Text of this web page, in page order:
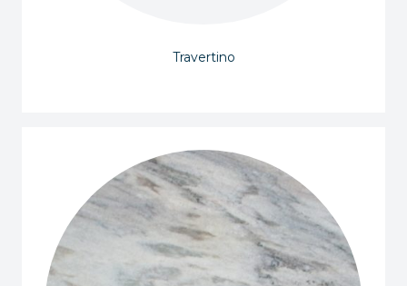
Travertino